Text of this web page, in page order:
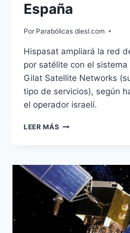
España
Por Parabólicas diesl.com
Hispasat ampliará la red
por satélite con el sistema
Gilat Satellite Networks
tipo de servicios), según
el operador israelí.
LEER MÁS HISPASAT
SU
SERVICIO
DE
BANDA
ANCHA
EN
ESPAÑA